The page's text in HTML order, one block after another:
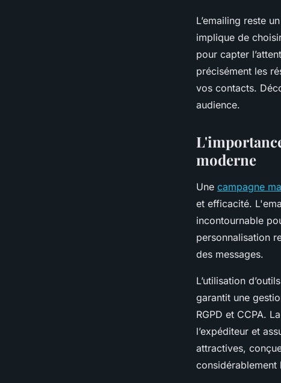
Maîtrisez l'art de
booster votre
5 min de lecture
L’emailing reste
implique de
pour capter
précisément les
vos contacts.
audience.
moderne
Une campagne
et efficacité.
incontournable
personnalisation
des messages.
L’utilisation
garantit une
RGPD et CCPA.
l’expéditeur et
attractives,
considérablement